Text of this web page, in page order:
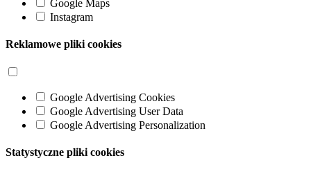
Google Maps
Instagram
Reklamowe pliki cookies
Google Advertising Cookies
Google Advertising User Data
Google Advertising Personalization
Statystyczne pliki cookies